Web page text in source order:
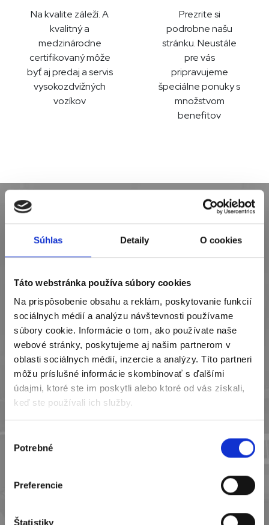
Súhlas Detaily O cookies
Táto webstránka používa súbory cookies
Na prispôsobenie obsahu a reklám, poskytovanie funkcií
sociálnych médií a analýzu návštevnosti používame
súbory cookie. Informácie o tom, ako používate naše
webové stránky, poskytujeme aj našim partnerom v
oblasti sociálnych médií, inzercie a analýzy. Títo partneri
môžu príslušné informácie skombinovať s ďalšími
údajmi, ktoré ste im poskytli alebo ktoré od vás získali,
keď ste používali ich služby.
súhlasu
Potrebné
Preferencie
Štatistiky
Na kvalite záleží. A
kvalitný a
medzinárodne
certifikovaný môže
byť aj predaj a servis
vysokozdvižných
vozíkov
Prezrite si
podrobne našu
stránku. Neustále
pre vás
pripravujeme
špeciálne ponuky s
množstvom
benefitov
AKTUÁLNE INFORMÁCIE
Čo je u nás nové?
Prečitajte si
V Nemček SONES to žije a my pre vás pravidelne
prinášame informácie zo života spoločnosti. Zároveň
vás pravidelne informujeme o novinkách v našej
ponuke!